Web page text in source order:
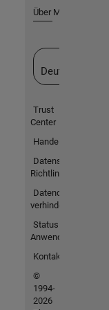
Über MathWorks
Deutschland
Trust
Center
Handelsmarken
Datenschutz-
Richtlinien
Datendiebstahl
verhindern
Status von
Anwendungen
Kontakt
©
1994-
2026